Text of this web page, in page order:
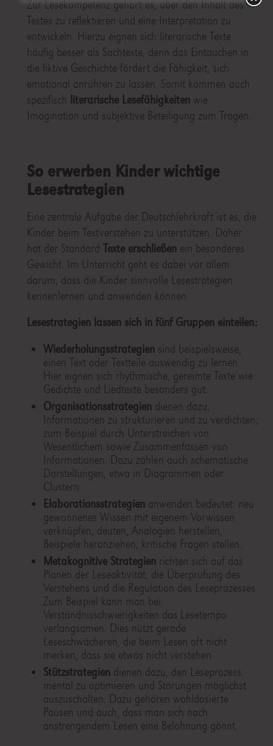
Zur Lesekompetenz gehört es, über den Inhalt des
Textes zu reflektieren und eine Interpretation zu
entwickeln. Hierzu eignen sich literarische Texte
häufig besser als Sachtexte, denn das Eintauchen in
die fiktive Geschichte fördert die Fähigkeit, sich
emotional anrühren zu lassen. Somit kommen auch
spezifisch literarische Lesefähigkeiten wie
Imagination und subjektive Beteiligung zum Tragen.
So erwerben Kinder wichtige
Lesestrategien
Eine zentrale Aufgabe der Deutschlehrkraft ist es, die
Kinder beim Textverstehen zu unterstützen. Daher
hat der Standard Texte erschließen ein besonderes
Gewicht. Im Unterricht geht es dabei vor allem
darum, dass die Kinder sinnvolle Lesestrategien
kennenlernen und anwenden können.
Lesestrategien lassen sich in fünf Gruppen einteilen:
Wiederholungsstrategien sind beispielsweise,
einen Text oder Textteile auswendig zu lernen.
Hier eignen sich rhythmische, gereimte Texte wie
Gedichte und Liedtexte besonders gut.
Organisationsstrategien dienen dazu,
Informationen zu strukturieren und zu verdichten,
zum Beispiel durch Unterstreichen von
Wesentlichem sowie Zusammenfassen von
Informationen. Dazu zählen auch schematische
Darstellungen, etwa in Diagrammen oder
Clustern.
Elaborationsstrategien anwenden bedeutet: neu
gewonnenes Wissen mit eigenem Vorwissen
verknüpfen, deuten, Analogien herstellen,
Beispiele heranziehen, kritische Fragen stellen.
Metakognitive Strategien richten sich auf das
Planen der Leseaktivität, die Überprüfung des
Verstehens und die Regulation des Leseprozesses.
Zum Beispiel kann man bei
Verständnisschwierigkeiten das Lesetempo
verlangsamen. Dies nützt gerade
Leseschwächeren, die beim Lesen oft nicht
merken, dass sie etwas nicht verstehen.
Stützstrategien dienen dazu, den Leseprozess
mental zu optimieren und Störungen möglichst
auszuschalten. Dazu gehören wohldosierte
Pausen und auch, dass man sich nach
anstrengendem Lesen eine Belohnung gönnt.